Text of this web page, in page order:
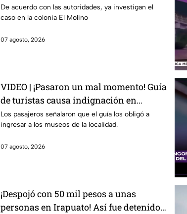
punto en León
De acuerdo con las autoridades, ya investigan el
caso en la colonia El Molino
07 agosto, 2026
VIDEO | ¡Pasaron un mal momento! Guía
de turistas causa indignación en
Guanajuato Capital
Los pasajeros señalaron que el guía los obligó a
ingresar a los museos de la localidad.
07 agosto, 2026
¡Despojó con 50 mil pesos a unas
personas en Irapuato! Así fue detenido